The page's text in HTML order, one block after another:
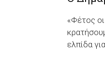
«Φέτος
ελπίδα